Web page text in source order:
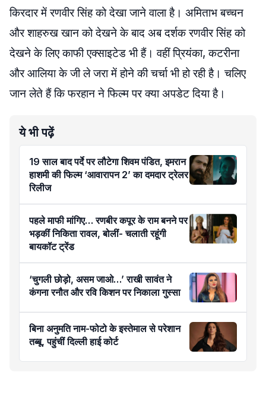
किरदार में रणवीर सिंह को देखा जाने वाला है। अमिताभ बच्चन
और शाहरुख खान को देखने के बाद अब दर्शक रणवीर सिंह को
देखने के लिए काफी एक्साइटेड भी हैं। वहीं प्रियंका, कटरीना
और आलिया के जी ले जरा में होने की चर्चा भी हो रही है। चलिए
जान लेते हैं कि फरहान ने फिल्म पर क्या अपडेट दिया है।
ये भी पढ़ें
19 साल बाद पर्दे पर लौटेगा शिवम पंडित, इमरान
हाशमी की फिल्म ‘आवारापन 2’ का दमदार ट्रेलर
रिलीज
पहले माफी मांगिए… रणबीर कपूर के राम बनने पर
भड़कीं निकिता रावल, बोलीं- चलाती रहूंगी
बायकॉट ट्रेंड
‘चुगली छोड़ो, असम जाओ…’ राखी सावंत ने
कंगना रनौत और रवि किशन पर निकाला गुस्सा
बिना अनुमति नाम-फोटो के इस्तेमाल से परेशान
तब्बू, पहुंचीं दिल्ली हाई कोर्ट